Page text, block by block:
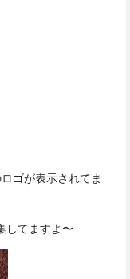
ゴが表示されてま
てますよ〜